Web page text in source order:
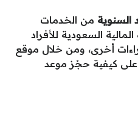
السنوية من الخدمات
المالية السعودية للأفراد
أخرى، ومن خلال موقع
كيفية حجْز موعد